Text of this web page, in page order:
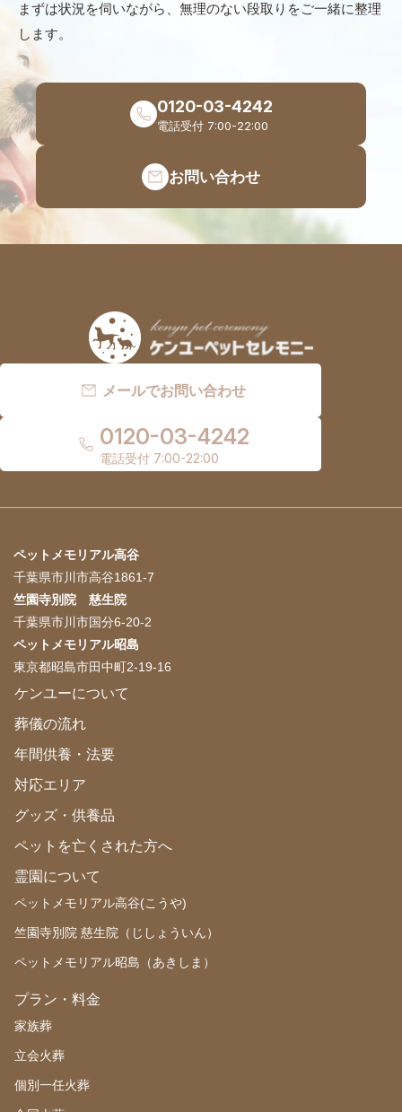
まずは状況を伺いながら、無理のない段取りをご一緒に整理
します。
0120-03-4242
電話受付 7:00-22:00
お問い合わせ
メールでお問い合わせ
0120-03-4242
電話受付 7:00-22:00
ペットメモリアル高谷
千葉県市川市高谷1861-7
竺園寺別院 慈生院
千葉県市川市国分6-20-2
ペットメモリアル昭島
東京都昭島市田中町2-19-16
ケンユーについて
葬儀の流れ
年間供養・法要
対応エリア
グッズ・供養品
ペットを亡くされた方へ
霊園について
ペットメモリアル高谷(こうや)
竺園寺別院 慈生院（じしょういん）
ペットメモリアル昭島（あきしま）
プラン・料金
家族葬
立会火葬
個別一任火葬